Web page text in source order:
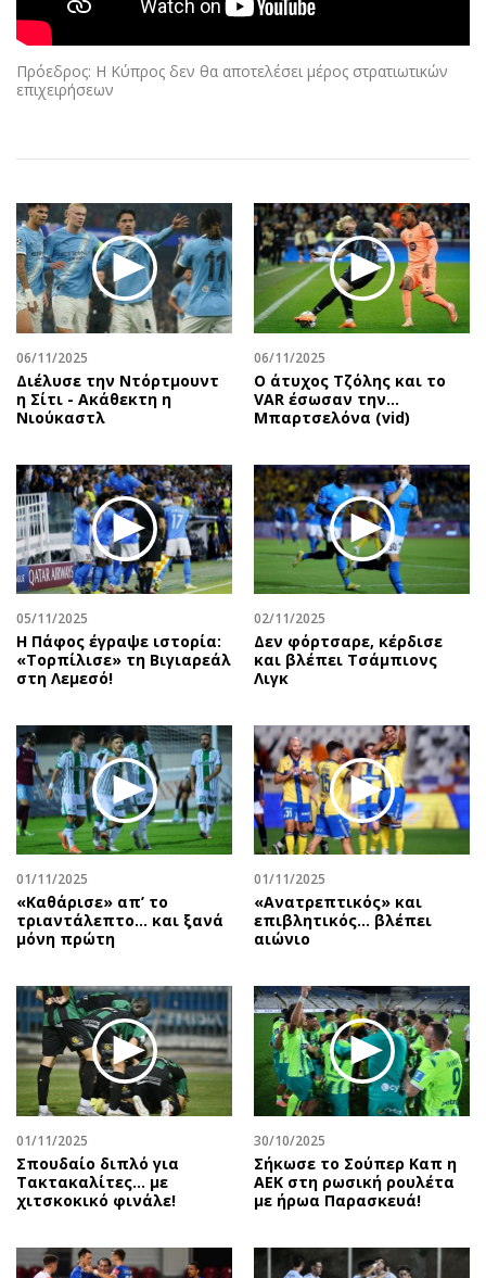
Αθλητισμός
Κύπρος
Ελλάδα
Οικονομία
Real Estate
Επιχειρήσεις
Αγορές
Money Review
AstroBank Properties
Trends
Ενέργεια
Ναυτιλία
Περιβάλλον
Ελλάδα
Κόσμος
Παράξενα
Πολιτισμός
Σινεμά
Θέατρο-Χορός
Εικαστικά
Βιβλίο
Χειρόγραφα
Geek
Νέα
Κινητά-tablets
Πολιτική
Οικονομία
Γενικά
Αναδρομές
Πρόσωπα
Περιβάλλον
Good Life
Γυναίκα
Showbiz
Ταξίδια
Συνταγές
Έξοδος
Media
Εκπομπές
Wine routes
Podcasts
Προσφορές
Προσωπικότητες στην ''Κ''
Επιστολές
Πρόεδρος: Η Κύπρος δεν θα αποτελέσει μέρος στρατιωτικών
επιχειρήσεων
06/11/2025
Διέλυσε την Ντόρτμουντ
η Σίτι - Ακάθεκτη η
Νιούκαστλ
06/11/2025
Ο άτυχος Τζόλης και το
VAR έσωσαν την…
Μπαρτσελόνα (vid)
05/11/2025
Η Πάφος έγραψε ιστορία:
«Τορπίλισε» τη Βιγιαρεάλ
στη Λεμεσό!
02/11/2025
Δεν φόρτσαρε, κέρδισε
και βλέπει Τσάμπιονς
Λιγκ
01/11/2025
«Καθάρισε» απ’ το
τριαντάλεπτο… και ξανά
μόνη πρώτη
01/11/2025
«Ανατρεπτικός» και
επιβλητικός… βλέπει
αιώνιο
01/11/2025
Σπουδαίο διπλό για
Τακτακαλίτες… με
χιτσκοκικό φινάλε!
30/10/2025
Σήκωσε το Σούπερ Καπ η
ΑΕΚ στη ρωσική ρουλέτα
με ήρωα Παρασκευά!